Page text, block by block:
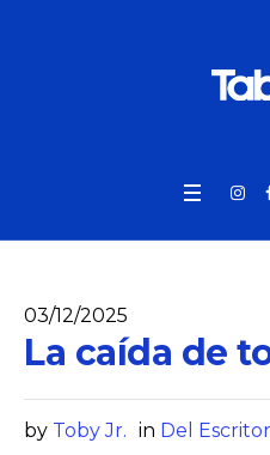
03/12/2025
La caída de
by Toby Jr. in Del